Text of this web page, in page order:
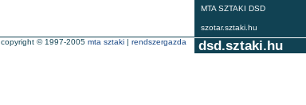
MTA SZTAKI DSD
szotar.sztaki.hu
dsd.sztaki.hu
copyright © 1997-2005 mta sztaki | rendszergazda